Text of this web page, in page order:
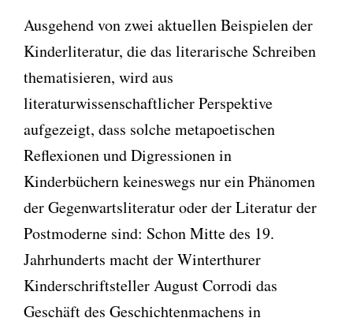
Ausgehend von zwei aktuellen Beispielen der
Kinderliteratur, die das literarische Schreiben
thematisieren, wird aus
literaturwissenschaftlicher Perspektive
aufgezeigt, dass solche metapoetischen
Reflexionen und Digressionen in
Kinderbüchern keineswegs nur ein Phänomen
der Gegenwartsliteratur oder der Literatur der
Postmoderne sind: Schon Mitte des 19.
Jahrhunderts macht der Winterthurer
Kinderschriftsteller August Corrodi das
Geschäft des Geschichtenmachens in